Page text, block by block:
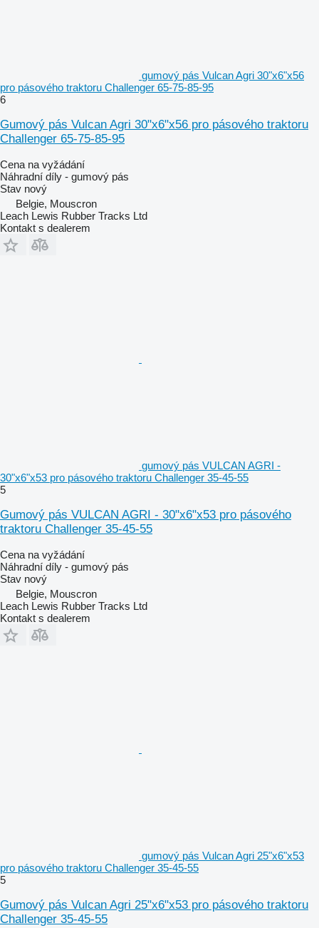
gumový pás Vulcan Agri 30"x6"x56
pro pásového traktoru Challenger 65-75-85-95
6
Gumový pás Vulcan Agri 30"x6"x56 pro pásového traktoru
Challenger 65-75-85-95
Cena na vyžádání
Náhradní díly - gumový pás
Stav nový
Belgie, Mouscron
Leach Lewis Rubber Tracks Ltd
Kontakt s dealerem
gumový pás VULCAN AGRI -
30"x6"x53 pro pásového traktoru Challenger 35-45-55
5
Gumový pás VULCAN AGRI - 30"x6"x53 pro pásového
traktoru Challenger 35-45-55
Cena na vyžádání
Náhradní díly - gumový pás
Stav nový
Belgie, Mouscron
Leach Lewis Rubber Tracks Ltd
Kontakt s dealerem
gumový pás Vulcan Agri 25"x6"x53
pro pásového traktoru Challenger 35-45-55
5
Gumový pás Vulcan Agri 25"x6"x53 pro pásového traktoru
Challenger 35-45-55